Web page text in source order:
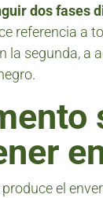
dos fases
referencia a
la segunda,
el